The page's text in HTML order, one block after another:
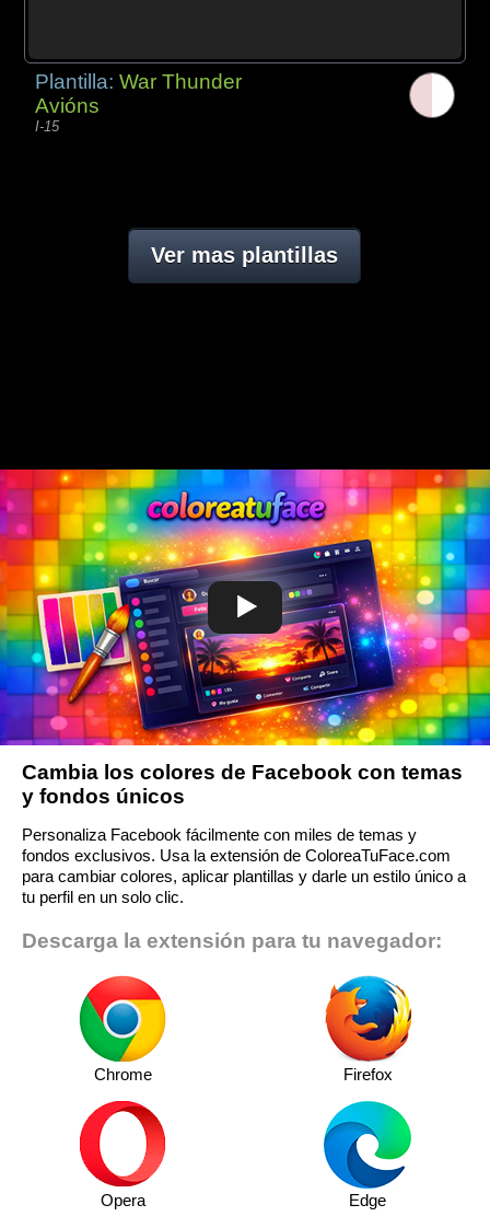
Plantilla:War Thunder
Avións
I-15
Ver mas plantillas
Cambia los colores de Facebook con temas
y fondos únicos
Personaliza Facebook fácilmente con miles de temas y
fondos exclusivos. Usa la extensión de ColoreaTuFace.com
para cambiar colores, aplicar plantillas y darle un estilo único a
tu perfil en un solo clic.
Descarga la extensión para tu navegador:
Chrome Firefox
Opera Edge